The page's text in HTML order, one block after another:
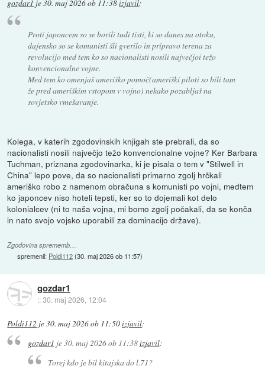
gozdar1 je30. maj 2026 ob 11:38izjavil:
Proti japoncem so se borili tudi tisti, ki so danes na otoku,
dajensko so se komunisti šli gverilo in pripravo terena za
revolucijo med tem ko so nacionalisti nosili največjoi težo
konvencionalne vojne.
Med tem ko omenjaš ameriško pomoč(ameriški piloti so bili tam
že pred ameriškim vstopom v vojno) nekako pozabljaš na
sovjetsko vmešavanje.
Kolega, v katerih zgodovinskih knjigah ste prebrali, da so
nacionalisti nosili največjo težo konvencionalne vojne? Ker Barbara
Tuchman, priznana zgodovinarka, ki je pisala o tem v "Stilwell in
China" lepo pove, da so nacionalisti primarno zgolj hrčkali
ameriško robo z namenom obračuna s komunisti po vojni, medtem
ko japoncev niso hoteli tepsti, ker so to dojemali kot delo
kolonialcev (ni to naša vojna, mi bomo zgolj počakali, da se konča
in nato svojo vojsko uporabili za dominacijo države).
Zgodovina sprememb…
spremenil: Poldi112(30. maj 2026 ob 11:57)
gozdar1
::30. maj 2026, 12:04
Poldi112 je30. maj 2026 ob 11:50izjavil:
gozdar1 je30. maj 2026 ob 11:38izjavil:
Torej kdo je bil kitajska do l.71?